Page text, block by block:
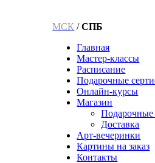
МСК /СПБ
Главная
Мастер-классы
Расписание
Подарочные
Онлайн-курсы
Магазин
Доставка
Арт-вечеринки
Картины на заказ
Контакты